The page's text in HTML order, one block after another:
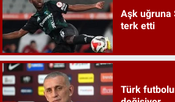
Aşk uğruna
terk etti
Türk